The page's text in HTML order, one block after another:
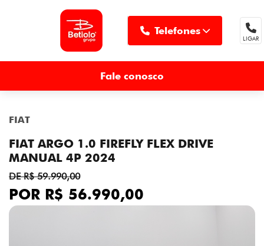
Telefones
LIGAR
Fale conosco
FIAT
FIAT ARGO 1.0 FIREFLY FLEX DRIVE
MANUAL 4P 2024
DE R$ 59.990,00
POR R$ 56.990,00